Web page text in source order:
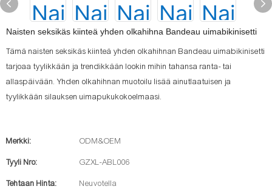
Naisten seksikäs kiinteä yhden olkahihna Bandeau uimabikinisetti
Tämä naisten seksikäs kiinteä yhden olkahihnan Bandeau uimabikinisetti
tarjoaa tyylikkään ja trendikkään lookin mihin tahansa ranta- tai
allaspäivään. Yhden olkahihnan muotoilu lisää ainutlaatuisen ja
tyylikkään silauksen uimapukukokoelmaasi.
Merkki: ODM&OEM
Tyyli Nro: GZXL-ABL006
Tehtaan Hinta: Neuvotella